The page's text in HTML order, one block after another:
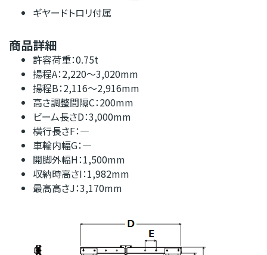
ギヤードトロリ付属
商品詳細
許容荷重：0.75t
揚程A：2,220～3,020mm
揚程B：2,116～2,916mm
高さ調整間隔C：200mm
ビーム長さD：3,000mm
横行長さF：―
車輪内幅G：―
開脚外幅H：1,500mm
収納時高さI：1,982mm
最高高さJ：3,170mm